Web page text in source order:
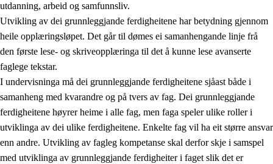
2.3 Grunnleggjande ferdigheiter
2.4 Å lære å lære
Tverrfaglege tema
utdanning, arbeid og samfunnsliv.
Utvikling av dei grunnleggjande ferdigheitene har betydning gjennom
heile opplæringsløpet. Det går til dømes ei samanhengande linje frå
den første lese- og skriveopplæringa til det å kunne lese avanserte
faglege tekstar.
I undervisninga må dei grunnleggjande ferdigheitene sjåast både i
samanheng med kvarandre og på tvers av fag. Dei grunnleggjande
ferdigheitene høyrer heime i alle fag, men faga speler ulike roller i
utviklinga av dei ulike ferdigheitene. Enkelte fag vil ha eit større ansvar
enn andre. Utvikling av fagleg kompetanse skal derfor skje i samspel
med utviklinga av grunnleggjande ferdigheiter i faget slik det er